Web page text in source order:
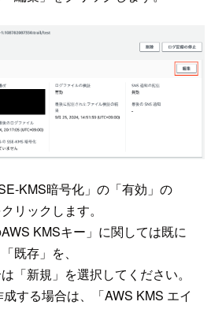
KMS暗号化」の「有効」の
リックします。
KMSキー」に関しては既に
既存」を、
「新規」を選択してください。
する場合は、「AWS KMS エイ